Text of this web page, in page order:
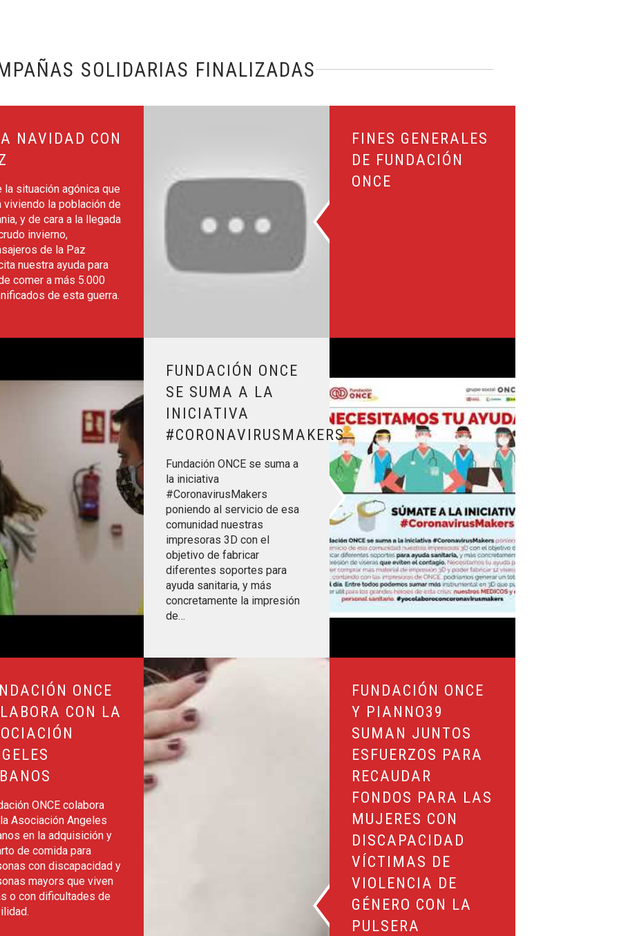
SOLIDARIAS FINALIZADAS
NAVIDAD CON
la situación agónica que
viviendo la población de
y de cara a la llegada
invierno,
de la Paz
nuestra ayuda para
comer a más 5.000
de esta guerra.
FINES GENERALES
DE FUNDACIÓN
ONCE
FUNDACIÓN ONCE
SE SUMA A LA
INICIATIVA
#CORONAVIRUSMAKERS
Fundación ONCE se suma a
la iniciativa
#CoronavirusMakers
poniendo al servicio de esa
comunidad nuestras
impresoras 3D con el
objetivo de fabricar
diferentes soportes para
ayuda sanitaria, y más
concretamente la impresión
de…
ONCE
CON LA
ONCE colabora
Asociación Angeles
en la adquisición y
de comida para
con discapacidad y
mayors que viven
o con dificultades de
Asociación Ángeles Urbanos
FUNDACIÓN ONCE
Y PIANNO39
SUMAN JUNTOS
ESFUERZOS PARA
RECAUDAR
FONDOS PARA LAS
MUJERES CON
DISCAPACIDAD
VÍCTIMAS DE
VIOLENCIA DE
GÉNERO CON LA
PULSERA
Leer más sobre FUNDACIÓN ONCE Y PIANNO39 SUMAN JUNTOS ESFUERZOS PARA